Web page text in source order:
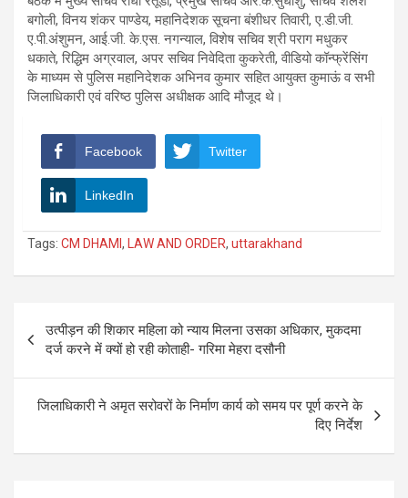
बगोली, विनय शंकर पाण्डेय, महानिदेशक सूचना बंशीधर तिवारी, ए.डी.जी.
ए.पी.अंशुमन, आई.जी. के.एस. नगन्याल, विशेष सचिव श्री पराग मधुकर
धकाते, रिद्धिम अग्रवाल, अपर सचिव निवेदिता कुकरेती, वीडियो कॉन्फ्रेंसिंग
के माध्यम से पुलिस महानिदेशक अभिनव कुमार सहित आयुक्त कुमाऊं व सभी
जिलाधिकारी एवं वरिष्ठ पुलिस अधीक्षक आदि मौजूद थे।
Facebook Twitter
LinkedIn
Tags: CM DHAMI , LAW AND ORDER, uttarakhand
navigation
उत्पीड़न की शिकार महिला को न्याय मिलना उसका अधिकार, मुकदमा
दर्ज करने में क्यों हो रही कोताही- गरिमा मेहरा दसौनी
जिलाधिकारी ने अमृत सरोवरों के निर्माण कार्य को समय पर पूर्ण करने के
दिए निर्देश